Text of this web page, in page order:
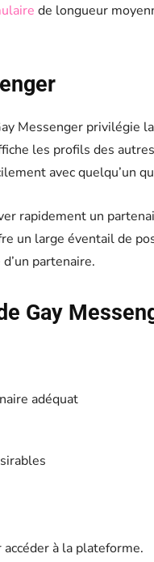
de longueur
Messenger privilégie
les profils des
avec quelqu’un
rapidement un
un large éventail de
partenaire.
Gay
adéquat
à la plateforme.